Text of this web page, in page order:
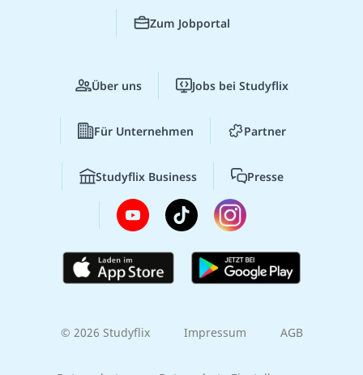
Zum Jobportal
Über uns Jobs bei Studyflix
Für Unternehmen Partner
Studyflix Business Presse
© 2026 Studyflix Impressum AGB